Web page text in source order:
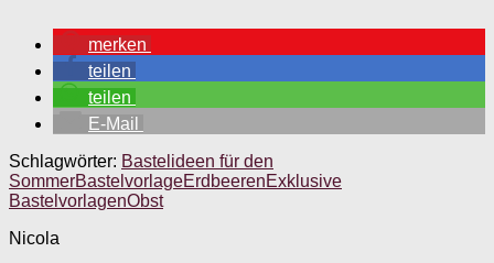
merken
teilen
teilen
E-Mail
Schlagwörter: Bastelideen für den
SommerBastelvorlageErdbeerenExklusive
BastelvorlagenObst
Nicola